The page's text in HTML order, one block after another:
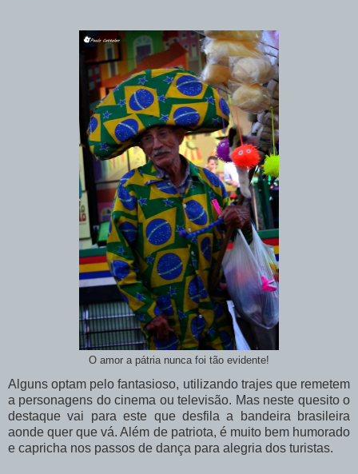
O amor a pátria nunca foi tão evidente!
Alguns optam pelo fantasioso, utilizando trajes que remetem
a personagens do cinema ou televisão. Mas neste quesito o
destaque vai para este que desfila a bandeira brasileira
aonde quer que vá. Além de patriota, é muito bem humorado
e capricha nos passos de dança para alegria dos turistas.